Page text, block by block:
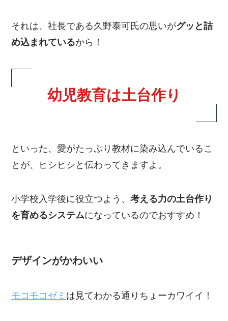
それは、社長である久野泰可氏の思いがグッと詰
め込まれているから！
幼児教育は土台作り
といった、愛がたっぷり教材に染み込んでいるこ
とが、ヒシヒシと伝わってきますよ。
小学校入学後に役立つよう、考える力の土台作り
を育めるシステムになっているのでおすすめ！
デザインがかわいい
モコモコゼミ は見てわかる通りちょーカワイイ！